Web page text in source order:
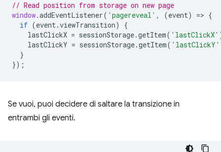
// Read position from storage on new page
window.addEventListener( 'pagereveal' , (event) => {
if (event.viewTransition)
{
lastClickX = sessionStorage.getItem( 'lastClickX'
lastClickY = sessionStorage.getItem( 'lastClickY'
}
});
Se vuoi, puoi decidere di saltare la transizione in
entrambi gli eventi.